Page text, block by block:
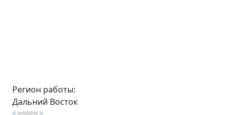
Регион работы:
Дальний Восток